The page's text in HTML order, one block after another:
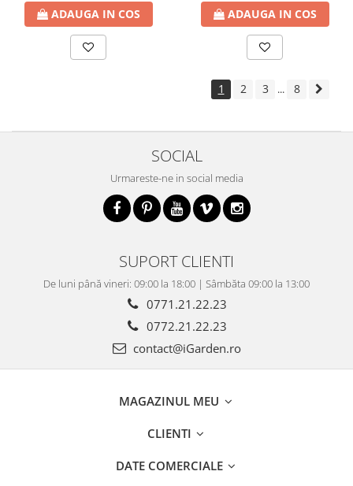
ADAUGA IN COS ADAUGA IN COS
1 2 3 ... 8
SOCIAL
Urmareste-ne in social media
SUPORT CLIENTI
De luni până vineri: 09:00 la 18:00 | Sâmbăta 09:00 la 13:00
0771.21.22.23
0772.21.22.23
contact@iGarden.ro
MAGAZINUL MEU
CLIENTI
DATE COMERCIALE